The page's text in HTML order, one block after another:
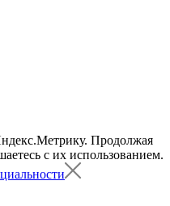
Продолжая
с их использованием.